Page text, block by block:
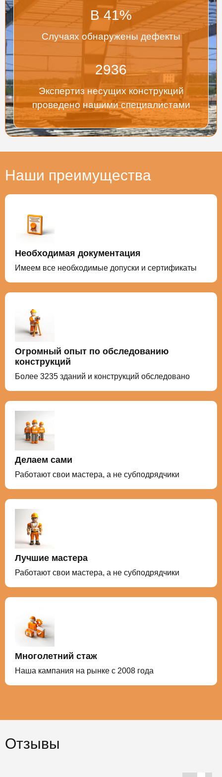
В41%
Случаях обнаружены дефекты
2936
Экспертиз несущих конструкций
проведено нашими специалистами
Наши преимущества
Необходимая документация
Имеем все необходимые допуски и сертификаты
Огромный опыт по обследованию
конструкций
Более 3235 зданий и конструкций обследовано
Делаем сами
Работают свои мастера, а не субподрядчики
Лучшие мастера
Работают свои мастера, а не субподрядчики
Многолетний стаж
Наша кампания на рынке с 2008 года
Отзывы